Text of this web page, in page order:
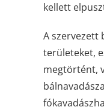
kellett
A szervezett
területeket,
megtörtént,